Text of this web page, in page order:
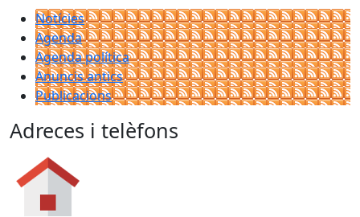
Notícies
Agenda
Agenda política
Anuncis antics
Publicacions
Adreces i telèfons